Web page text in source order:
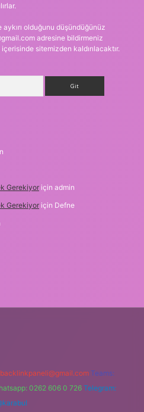
olduğunu düşündüğünüz
adresine bildirmeniz
sitemizden kaldırılacaktır.
Gerekiyor için admin
Gerekiyor için Defne
backlinkpaneli@gmail.com Teams:
0262 606 0 726 Telegram: